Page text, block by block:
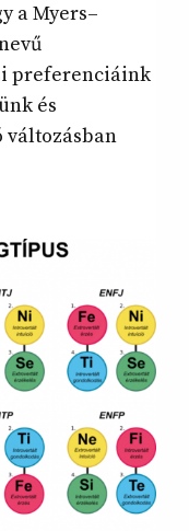
a Myers–
preferenciáink
és